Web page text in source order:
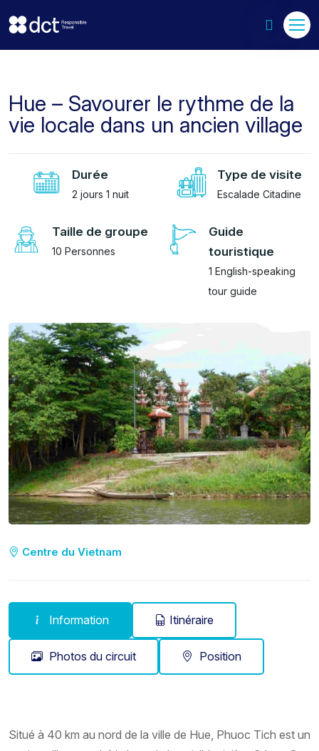
Hue – Savourer le rythme de la
vie locale dans un ancien village
Durée
2 jours 1 nuit
Type de visite
Escalade Citadine
Taille de groupe
10 Personnes
Guide
touristique
1 English-speaking
tour guide
Centre du Vietnam
Information Itinéraire
Photos du circuit Position
Situé à 40 km au nord de la ville de Hue, Phuoc Tich est un